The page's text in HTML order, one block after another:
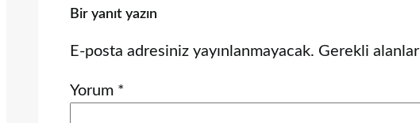
Bir yanıt yazın
E-posta adresiniz yayınlanmayacak. Gerekli alanlar
Yorum *